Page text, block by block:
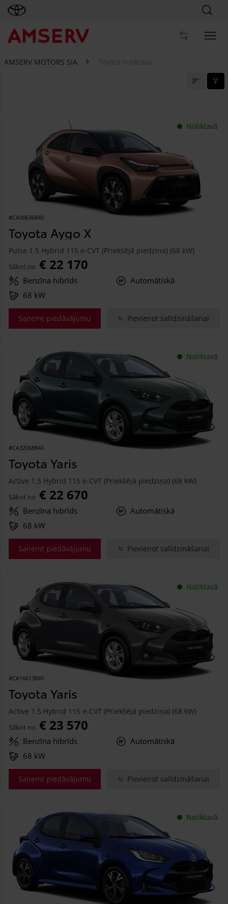
AMSERV MOTORS SIA Toyota noliktava
Noliktavā
#CA00636840
Toyota Aygo X
Pulse 1.5 Hybrid 115 e-CVT (Priekšējā piedziņa) (68 kW)
Sākot no € 22 170
Benzīna hibrīds
Automātiskā
68 kW
Saņemt piedāvājumu Pievienot salīdzināšanai
Noliktavā
#CA32068840
Toyota Yaris
Active 1.5 Hybrid 115 e-CVT (Priekšējā piedziņa) (68 kW)
Sākot no € 22 670
Benzīna hibrīds
Automātiskā
68 kW
Saņemt piedāvājumu Pievienot salīdzināšanai
Noliktavā
#CA16613840
Toyota Yaris
Active 1.5 Hybrid 115 e-CVT (Priekšējā piedziņa) (68 kW)
Sākot no € 23 570
Benzīna hibrīds
Automātiskā
68 kW
Saņemt piedāvājumu Pievienot salīdzināšanai
Noliktavā